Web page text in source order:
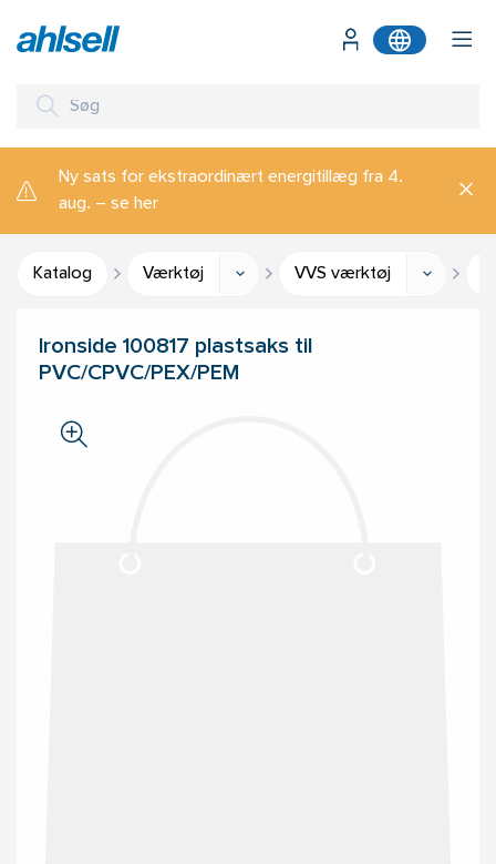
Ny sats for ekstraordinært energitillæg fra 4.
aug. – se her
Katalog Værktøj VVS værktøj
Ironside 100817 plastsaks til
PVC/CPVC/PEX/PEM